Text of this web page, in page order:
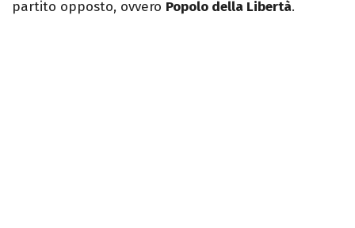
partito opposto, ovvero Popolo della Libertà.